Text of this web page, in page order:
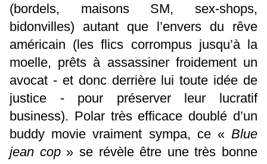
(bordels, maisons SM, sex-shops,
bidonvilles) autant que l’envers du rêve
américain (les flics corrompus jusqu’à la
moelle, prêts à assassiner froidement un
avocat - et donc derrière lui toute idée de
justice - pour préserver leur lucratif
business). Polar très efficace doublé d’un
buddy movie vraiment sympa, ce « Blue
jean cop» se révèle être une très bonne